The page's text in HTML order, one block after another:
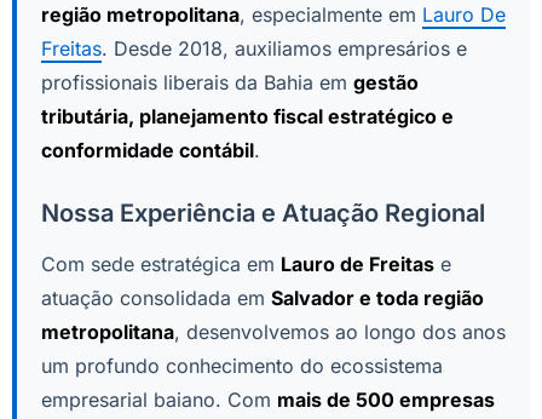
região metropolitana, especialmente em Lauro De
Freitas. Desde 2018, auxiliamos empresários e
profissionais liberais da Bahia em gestão
tributária, planejamento fiscal estratégico e
conformidade contábil.
Nossa Experiência e Atuação Regional
Com sede estratégica em Lauro de Freitas e
atuação consolidada em Salvador e toda região
metropolitana, desenvolvemos ao longo dos anos
um profundo conhecimento do ecossistema
empresarial baiano. Com mais de 500 empresas